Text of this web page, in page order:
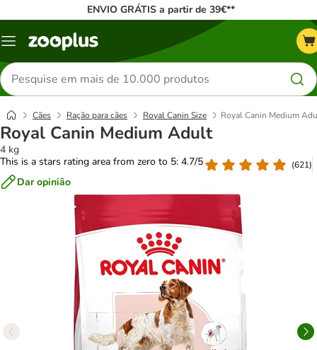
ENVIO GRÁTIS a partir de 39€**
Menu
Pesquisar
produtos
Cães Ração para cães Royal Canin Size Royal Canin Medium
Royal Canin Medium Adult
4 kg
This is a stars rating area from zero to 5: 4.7/5
(621)
Dar opinião